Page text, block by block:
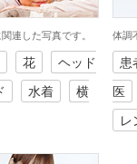
連した写真です。
花
ヘッド
水着
横
体調
患
医
レ